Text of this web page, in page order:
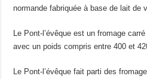
normande fabriquée à base de lait de
Le Pont-l’évêque est un fromage
avec un poids compris entre 400 et
Le Pont-l’évêque fait parti des